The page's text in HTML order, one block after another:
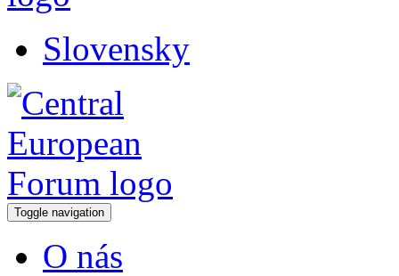
Slovensky
Toggle navigation
O nás